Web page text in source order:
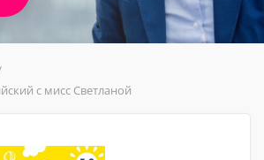
с мисс Светланой